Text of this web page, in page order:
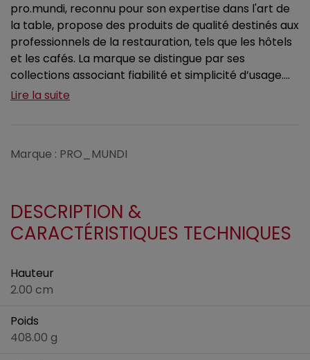
pro.mundi, reconnu pour son expertise dans l'art de
la table, propose des produits de qualité destinés aux
professionnels de la restauration, tels que les hôtels
et les cafés. La marque se distingue par ses
collections associant fiabilité et simplicité d’usage....
Lire la suite
Marque : PRO_MUNDI
DESCRIPTION &
CARACTÉRISTIQUES TECHNIQUES
Hauteur
2.00 cm
Poids
408.00 g